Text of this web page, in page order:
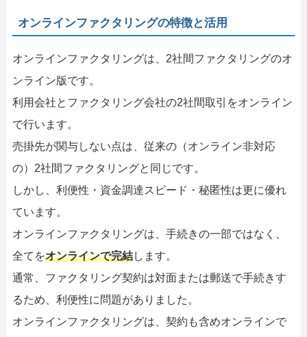
オンラインファクタリングの特徴と活用
オンラインファクタリングは、2社間ファクタリングのオ
ンライン版です。
利用会社とファクタリング会社の2社間取引をオンライン
で行います。
売掛先が関与しない点は、従来の（オンライン非対応
の）2社間ファクタリングと同じです。
しかし、利便性・資金調達スピード・秘匿性は更に優れ
ています。
オンラインファクタリングは、手続きの一部ではなく、
全てをオンラインで完結します。
通常、ファクタリング契約は対面または郵送で手続きす
るため、利便性に問題がありました。
オンラインファクタリングは、契約も含めオンラインで